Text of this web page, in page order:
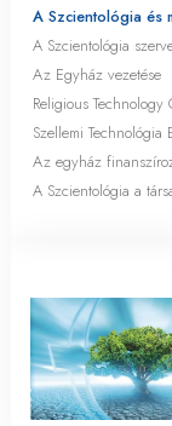
A Szcientológia és
A Szcientológia
Az Egyház vezetése
Religious Technology
Szellemi Technológia
Az egyház
A Szcientológia a